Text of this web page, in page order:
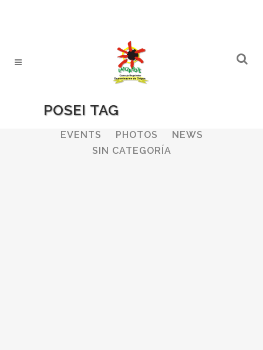
POSEI TAG
ALL WINERIES
EVENTS
PHOTOS
NEWS
SIN CATEGORÍA